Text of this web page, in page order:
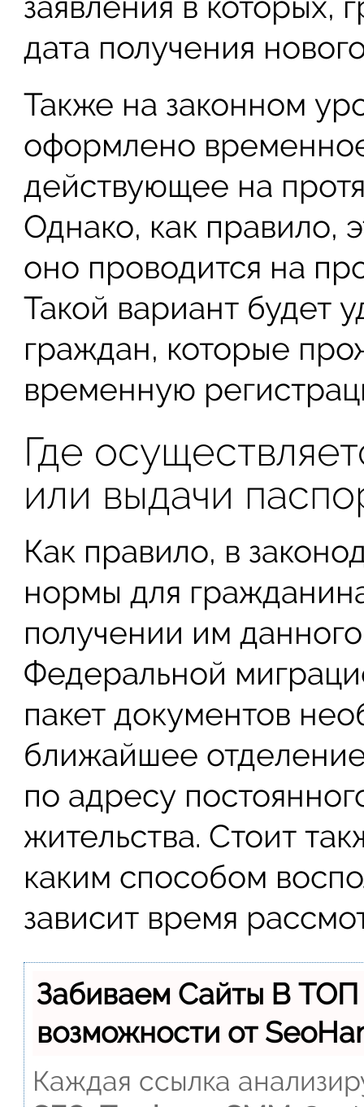
дата получения
Также на законном
оформлено
действующее на
Однако, как правило,
оно проводится на
Такой вариант будет
граждан, которые
временную
Где
или выдачи
Как правило, в
нормы для
получении им
Федеральной
пакет документов
ближайшее
по адресу
жительства. Стоит
каким способом
зависит время
Забиваем Сайты В
возможности от
Каждая ссылка